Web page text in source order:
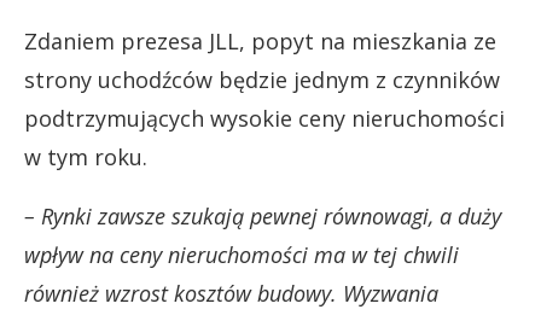
Zdaniem prezesa JLL, popyt na mieszkania ze
strony uchodźców będzie jednym z czynników
podtrzymujących wysokie ceny nieruchomości
w tym roku.
– Rynki zawsze szukają pewnej równowagi, a duży
wpływ na ceny nieruchomości ma w tej chwili
również wzrost kosztów budowy. Wyzwania